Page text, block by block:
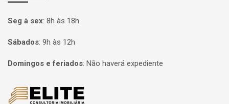
Seg à sex: 8h às 18h
Sábados: 9h às 12h
Domingos e feriados: Não haverá expediente
Página inicial